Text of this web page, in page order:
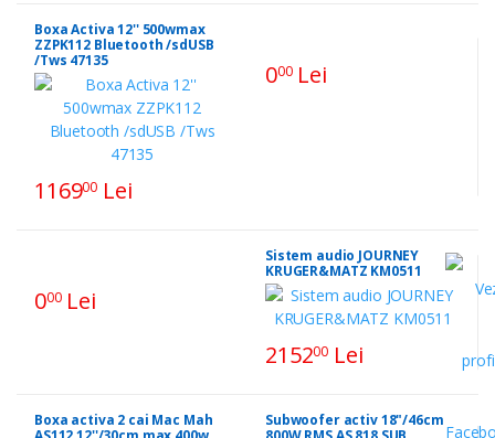
Boxa Activa 12'' 500wmax
ZZPK112 Bluetooth /sdUSB
/Tws 47135
116900 Lei
000Lei
000Lei
Sistem audio JOURNEY
KRUGER&MATZ KM0511
215200 Lei
Boxa activa 2 cai Mac Mah
Subwoofer activ 18"/46cm